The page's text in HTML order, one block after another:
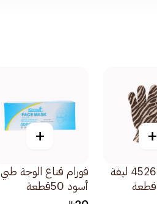
+
بروفيشنال 4526 ليفة
+
فورام قناع الوجة طبي
أسود 50قطعة